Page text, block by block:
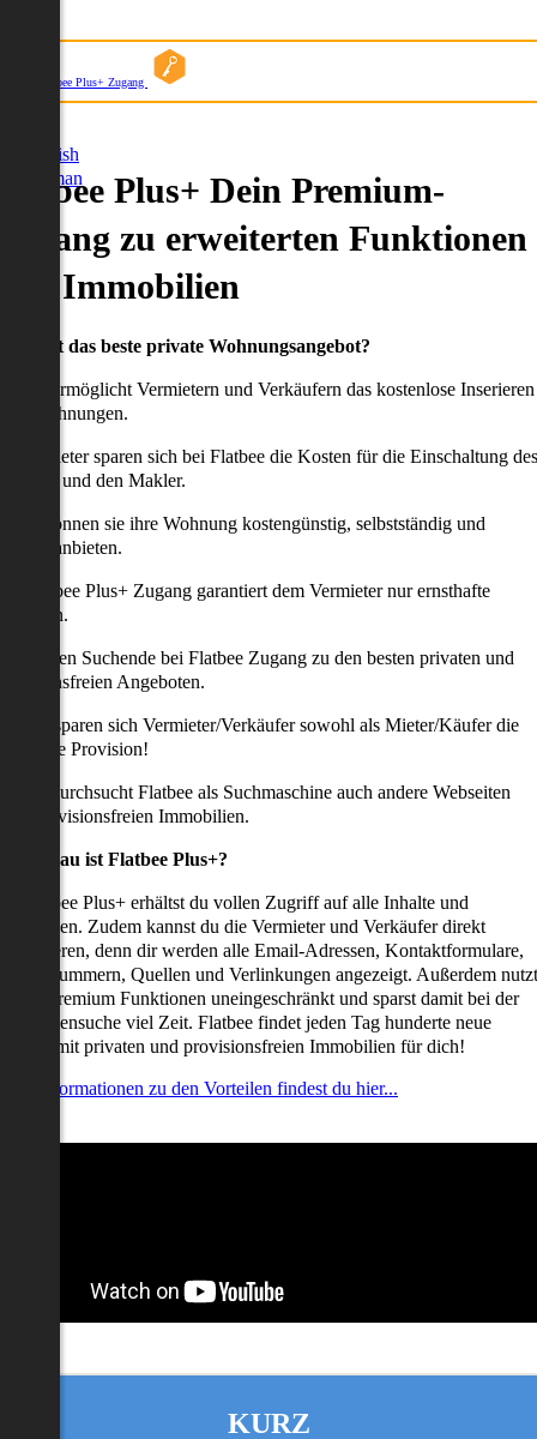
Flatbee Plus+ Zugang
English
German
Plus+ Dein Premium-
zu erweiterten Funktionen
Immobilien
willst das beste private Wohnungsangebot?
ermöglicht Vermietern und Verkäufern das kostenlose Inserieren
Wohnungen.
Anbieter sparen sich bei Flatbee die Kosten für die Einschaltung des
und den Makler.
können sie ihre Wohnung kostengünstig, selbstständig und
anbieten.
Flatbee Plus+ Zugang garantiert dem Vermieter nur ernsthafte
erhalten Suchende bei Flatbee Zugang zu den besten privaten und
Angeboten.
uns sparen sich Vermieter/Verkäufer sowohl als Mieter/Käufer die
Provision!
durchsucht Flatbee als Suchmaschine auch andere Webseiten
provisionsfreien Immobilien.
genau ist Flatbee Plus+?
Flatbee Plus+ erhältst du vollen Zugriff auf alle Inhalte und
Zudem kannst du die Vermieter und Verkäufer direkt
denn dir werden alle Email-Adressen, Kontaktformulare,
Quellen und Verlinkungen angezeigt. Außerdem nutzt
alle Premium Funktionen uneingeschränkt und sparst damit bei der
viel Zeit. Flatbee findet jeden Tag hunderte neue
mit privaten und provisionsfreien Immobilien für dich!
Informationen zu den Vorteilen findest du hier...
KURZ